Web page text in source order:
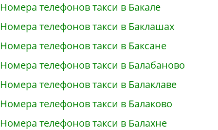
Номера телефонов такси в Бакале
Номера телефонов такси в Баклашах
Номера телефонов такси в Баксане
Номера телефонов такси в Балабаново
Номера телефонов такси в Балаклаве
Номера телефонов такси в Балаково
Номера телефонов такси в Балахне